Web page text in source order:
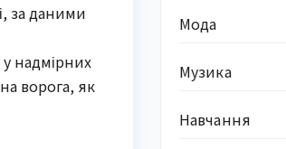
за даними
надмірних
ворога, як
Мода
Музика
Навчання